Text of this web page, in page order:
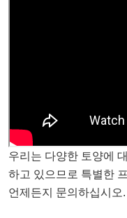
우리는 다양한 토양에
하고 있으므로 특별한
언제든지 문의하십시오.